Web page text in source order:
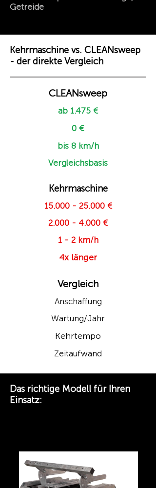
Getreide
Kehrmaschine vs. CLEANsweep
- der direkte Vergleich
CLEANsweep
ab 1.475 €
0 €
bis 8 km/h
Vergleichsbasis
Kehrmaschine
15.000 - 25.000€
2.000 - 4.000 €
1 - 2 km/h
4x länger
Vergleich
Anschaffung
Wartung/Jahr
Kehrtempo
Zeitaufwand
Das richtige Modell für Ihren
Einsatz: